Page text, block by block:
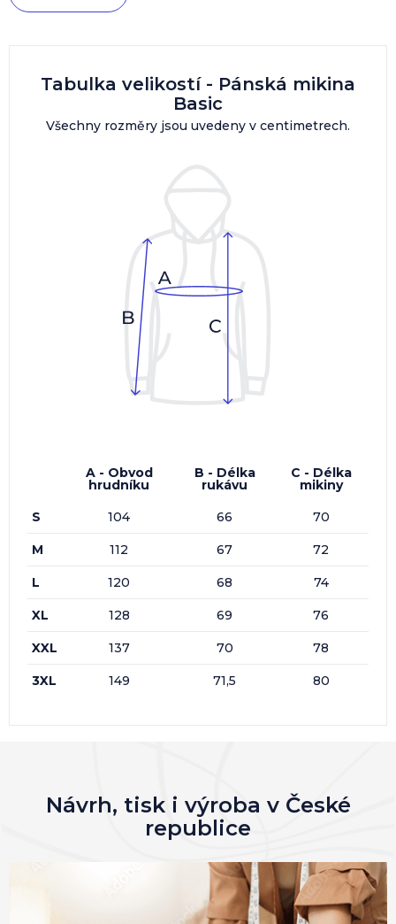
Tabulka velikostí - Pánská mikina
Basic
Všechny rozměry jsou uvedeny v centimetrech.
A - Obvod
hrudníku
B - Délka
rukávu
C - Délka
mikiny
S
104 66 70
M 112 67 72
L 120 68 74
XL 128 69 76
XXL 137 70 78
3XL 149 71,5 80
Návrh, tisk i výroba v České
republice